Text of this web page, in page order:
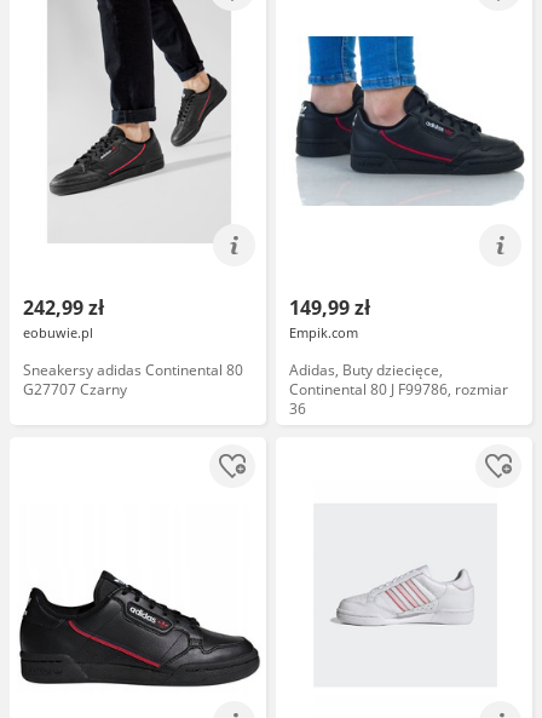
242,99 zł
eobuwie.pl
Sneakersy adidas Continental 80
G27707 Czarny
149,99 zł
Empik.com
Adidas, Buty dziecięce,
Continental 80 J F99786, rozmiar
36